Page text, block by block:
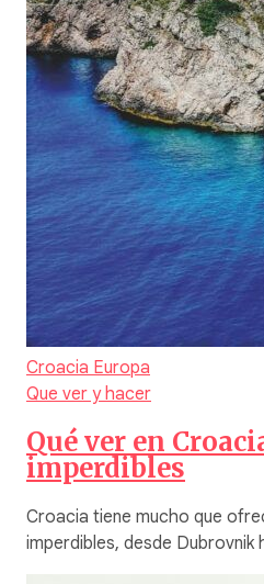
Croacia Europa
Que ver y hacer
Qué ver en
imperdibles
Croacia tiene mucho que
imperdibles, desde